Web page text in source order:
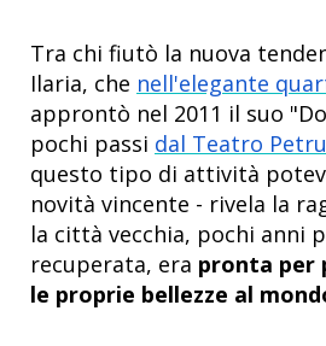
Tra chi fiutò la nuova
Ilaria, che nell'elegante
approntò nel 2011 il suo
pochi passi dal Teatro
questo tipo di attività
novità vincente - rivela la
la città vecchia, pochi anni
recuperata, era pronta per
le proprie bellezze al